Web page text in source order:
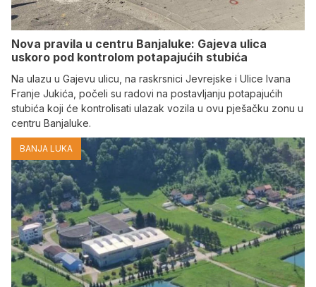
Nova pravila u centru Banjaluke: Gajeva ulica
uskoro pod kontrolom potapajućih stubića
Na ulazu u Gajevu ulicu, na raskrsnici Jevrejske i Ulice Ivana
Franje Jukića, počeli su radovi na postavljanju potapajućih
stubića koji će kontrolisati ulazak vozila u ovu pješačku zonu u
centru Banjaluke.
BANJA LUKA